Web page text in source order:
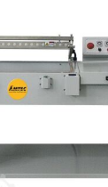
450)xШ(60-
Nl Dnj Abyeha
часто нижчі
запитайте і
зазвичай
одразу. Для
нас дуже
- Всі машини